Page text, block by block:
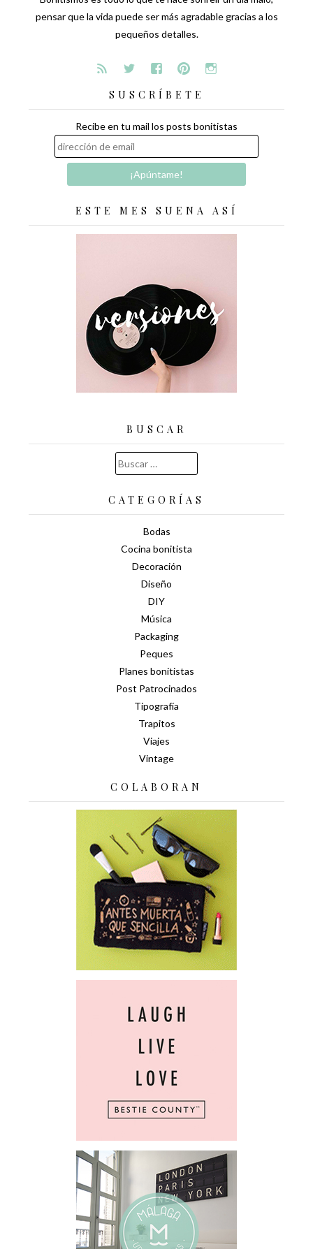
pensar que la vida puede ser más agradable gracias a los
pequeños detalles.
SUSCRÍBETE
Recibe en tu mail los posts bonitistas
ESTE MES SUENA ASÍ
BUSCAR
Buscar:
CATEGORÍAS
Bodas
Cocina bonitista
Decoración
Diseño
DIY
Música
Packaging
Peques
Planes bonitistas
Post Patrocinados
Tipografía
Trapitos
Viajes
Vintage
COLABORAN